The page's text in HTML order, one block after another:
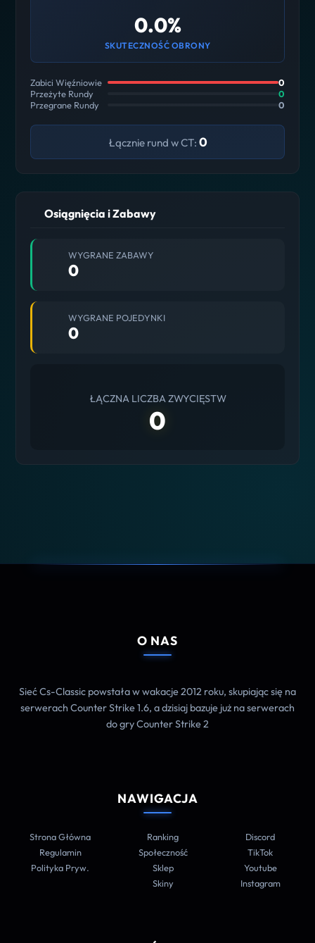
0.0%
SKUTECZNOŚĆ OBRONY
Zabici Więźniowie
0
Przeżyte Rundy
0
Przegrane Rundy
0
Łącznie rund w CT: 0
Osiągnięcia i Zabawy
WYGRANE ZABAWY
0
WYGRANE POJEDYNKI
0
ŁĄCZNA LICZBA ZWYCIĘSTW
0
O NAS
Sieć Cs-Classic powstała w wakacje 2012 roku, skupiając się na
serwerach Counter Strike 1.6, a dzisiaj bazuje już na serwerach
do gry Counter Strike 2
NAWIGACJA
Strona Główna
Regulamin
Polityka Pryw.
Ranking
Społeczność
Sklep
Skiny
Discord
TikTok
Youtube
Instagram